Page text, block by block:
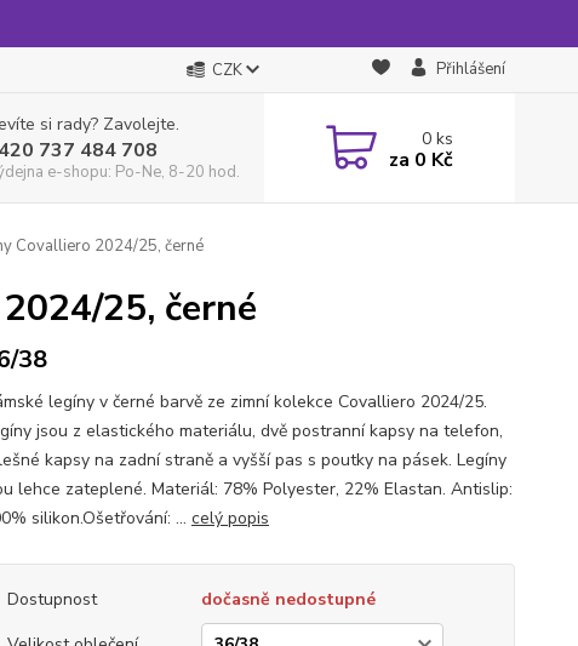
CZK Přihlášení
si rady? Zavolejte.
737 484 708
e-shopu: Po-Ne, 8-20 hod.
0ks
za 0 Kč
Covalliero 2024/25, černé
25, černé
38
legíny v černé barvě ze zimní kolekce Covalliero 2024/25.
jsou z elastického materiálu, dvě postranní kapsy na telefon,
kapsy na zadní straně a vyšší pas s poutky na pásek. Legíny
lehce zateplené. Materiál: 78% Polyester, 22% Elastan. Antislip:
silikon.Ošetřování: ... celý popis
Dostupnost
dočasně nedostupné